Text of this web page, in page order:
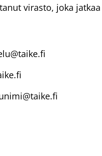
virasto, joka